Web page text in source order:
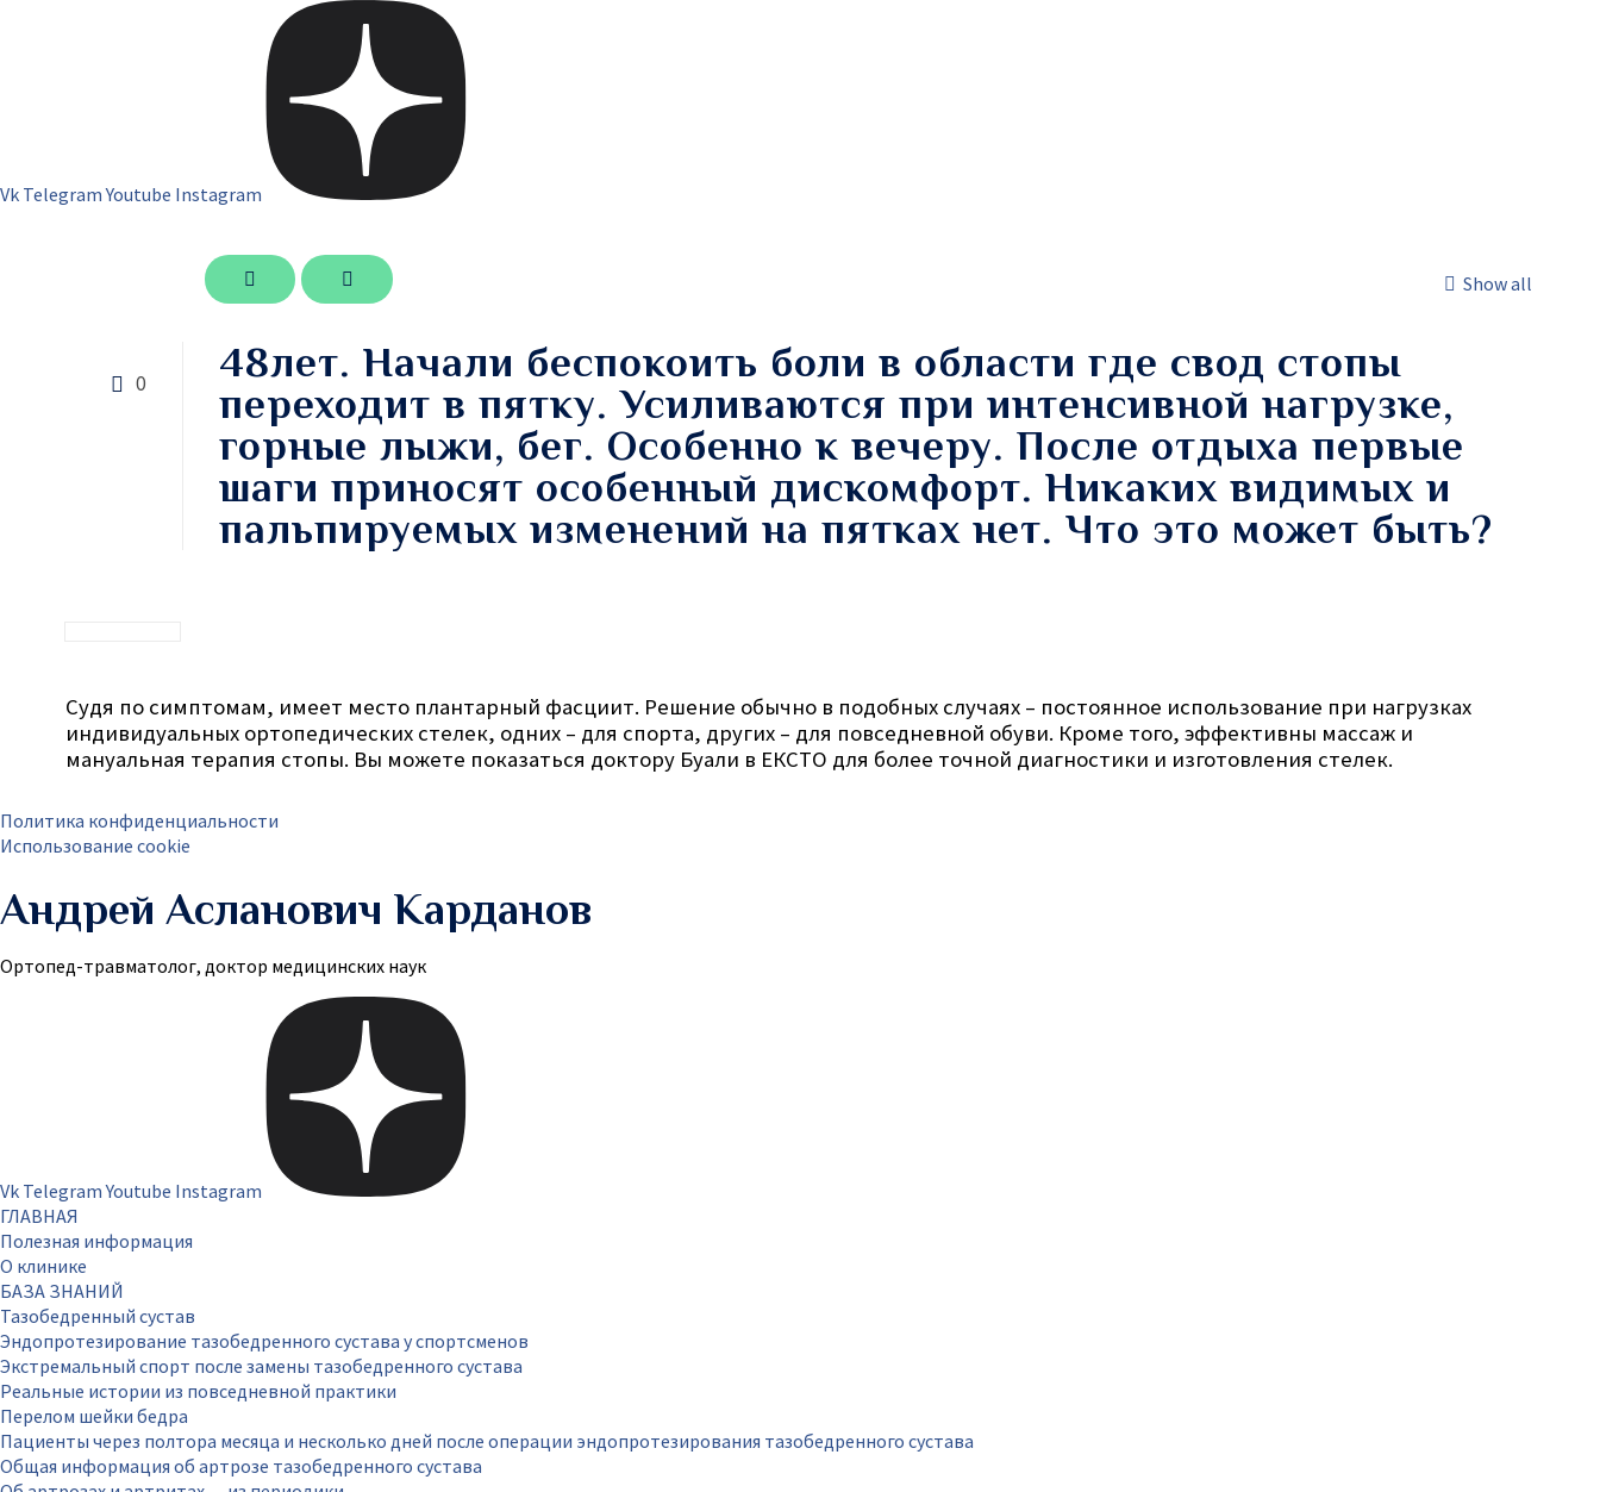
Vk Telegram Youtube Instagram
Show all
0
48лет. Начали беспокоить боли в области где свод стопы
переходит в пятку. Усиливаются при интенсивной нагрузке,
горные лыжи, бег. Особенно к вечеру. После отдыха первые
шаги приносят особенный дискомфорт. Никаких видимых и
пальпируемых изменений на пятках нет. Что это может быть?
Судя по симптомам, имеет место плантарный фасциит. Решение обычно в подобных случаях – постоянное использование при нагрузках
индивидуальных ортопедических стелек, одних – для спорта, других – для повседневной обуви. Кроме того, эффективны массаж и
мануальная терапия стопы. Вы можете показаться доктору Буали в ЕКСТО для более точной диагностики и изготовления стелек.
Политика конфиденциальности
Использование cookie
Андрей Асланович Карданов
Ортопед-травматолог, доктор медицинских наук
Vk Telegram Youtube Instagram
ГЛАВНАЯ
Полезная информация
О клинике
БАЗА ЗНАНИЙ
Тазобедренный сустав
Эндопротезирование тазобедренного сустава у спортсменов
Экстремальный спорт после замены тазобедренного сустава
Реальные истории из повседневной практики
Перелом шейки бедра
Пациенты через полтора месяца и несколько дней после операции эндопротезирования тазобедренного сустава
Общая информация об артрозе тазобедренного сустава